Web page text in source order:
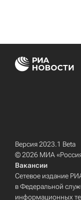
Версия 2023.1 Beta
© 2026 МИА
Вакансии
Сетевое издание
в Федеральной
информационных